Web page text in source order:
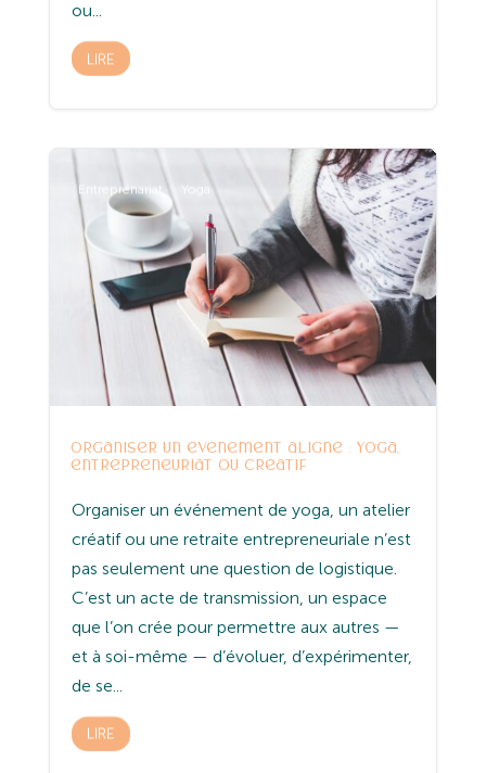
ou...
LIRE
Entreprenariat Yoga
Organiser un événement aligné : yoga,
entrepreneuriat ou créatif
Organiser un événement de yoga, un atelier
créatif ou une retraite entrepreneuriale n’est
pas seulement une question de logistique.
C’est un acte de transmission, un espace
que l’on crée pour permettre aux autres —
et à soi-même — d’évoluer, d’expérimenter,
de se...
LIRE